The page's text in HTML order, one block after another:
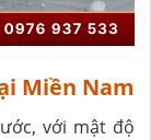
Miền Nam
với mật độ